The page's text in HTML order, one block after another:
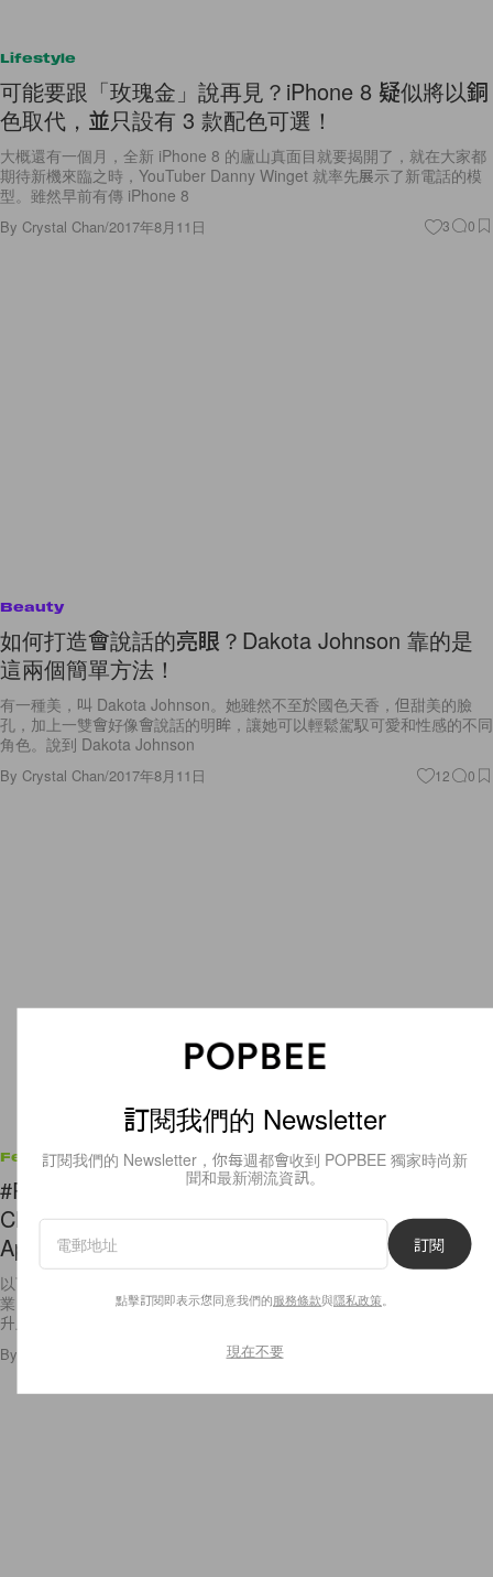
Lifestyle
可能要跟「玫瑰金」說再見？iPhone 8 疑似將以銅
色取代，並只設有 3 款配色可選！
大概還有一個月，全新 iPhone 8 的廬山真面目就要揭開了，就在大家都
期待新機來臨之時，YouTuber Danny Winget 就率先展示了新電話的模
型。雖然早前有傳 iPhone 8
By Crystal Chan/2017年8月11日 3 0
Beauty
如何打造會說話的亮眼？Dakota Johnson 靠的是
這兩個簡單方法！
有一種美，叫 Dakota Johnson。她雖然不至於國色天香，但甜美的臉
孔，加上一雙會好像會說話的明眸，讓她可以輕鬆駕馭可愛和性感的不同
角色。說到 Dakota Johnson
By Crystal Chan/2017年8月11日 12 0
Features
#POPBEE 專題 ： American Apparel 創辦人 Dov
Charney 來回地獄又折返，成立 Los Angeles
Apparel 展開復仇大計
以下是一個還未完結的勵志復仇故事…… 話說有位加拿大青年 16 歲便創
業，托朋友在美國購入 Hanes T-shirt 再於家鄉出售，由於有利可圖，已
升上大學的少年索性輟學全身投入生產
By
訂閱我們的 Newsletter
訂閱我們的 Newsletter，你每週都會收到 POPBEE 獨家時尚新
聞和最新潮流資訊。
訂閱
點擊訂閱即表示您同意我們的服務條款與隱私政策
現在不要